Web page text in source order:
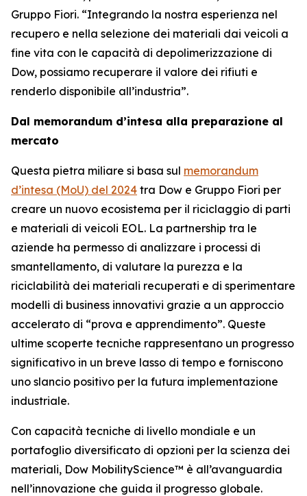
Gruppo Fiori. “Integrando la nostra esperienza nel
recupero e nella selezione dei materiali dai veicoli a
fine vita con le capacità di depolimerizzazione di
Dow, possiamo recuperare il valore dei rifiuti e
renderlo disponibile all’industria”.
Dal memorandum d’intesa alla preparazione al
mercato
Questa pietra miliare si basa sul memorandum
d’intesa (MoU) del 2024 tra Dow e Gruppo Fiori per
creare un nuovo ecosistema per il riciclaggio di parti
e materiali di veicoli EOL. La partnership tra le
aziende ha permesso di analizzare i processi di
smantellamento, di valutare la purezza e la
riciclabilità dei materiali recuperati e di sperimentare
modelli di business innovativi grazie a un approccio
accelerato di “prova e apprendimento”. Queste
ultime scoperte tecniche rappresentano un progresso
significativo in un breve lasso di tempo e forniscono
uno slancio positivo per la futura implementazione
industriale.
Con capacità tecniche di livello mondiale e un
portafoglio diversificato di opzioni per la scienza dei
materiali, Dow MobilityScience™ è all’avanguardia
nell’innovazione che guida il progresso globale.